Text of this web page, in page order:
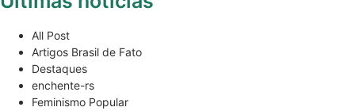
All Post
Artigos Brasil de Fato
Destaques
enchente-rs
Feminismo Popular